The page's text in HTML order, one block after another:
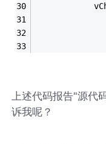
上述代码报告"源代
诉我呢？